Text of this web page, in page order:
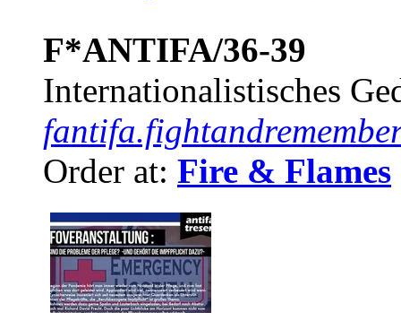
F*ANTIFA/36-39
Internationalistisches
Order at: Fire & Flames